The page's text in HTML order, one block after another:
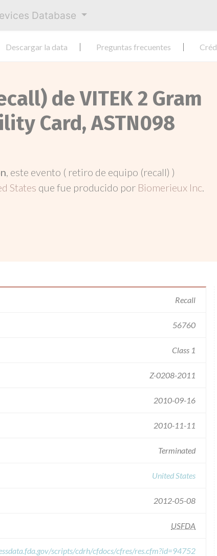
Database
Descargar la data Preguntas frecuentes
de VITEK 2 Gram
Card, ASTN098
, este evento ( retiro de equipo (recall) )
States que fue producido por Biomerieux Inc.
Recall
56760
Class 1
Z-0208-2011
2010-09-16
2010-11-11
Terminated
United States
2012-05-08
USFDA
scripts/cdrh/cfdocs/cfres/res.cfm?id=94752